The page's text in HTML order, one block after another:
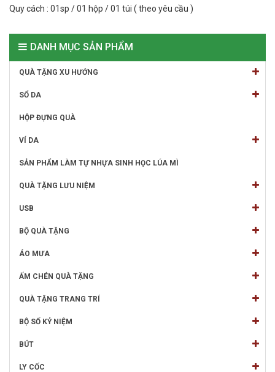
Quy cách : 01sp / 01 hộp / 01 túi ( theo yêu cầu )
DANH MỤC SẢN PHẨM
QUÀ TẶNG XU HƯỚNG
SỔ DA
HỘP ĐỰNG QUÀ
VÍ DA
SẢN PHẨM LÀM TỰ NHỰA SINH HỌC LÚA MÌ
QUÀ TẶNG LƯU NIỆM
USB
BỘ QUÀ TẶNG
ÁO MƯA
ẤM CHÉN QUÀ TẶNG
QUÀ TẶNG TRANG TRÍ
BỘ SỐ KỶ NIỆM
BÚT
LY CỐC